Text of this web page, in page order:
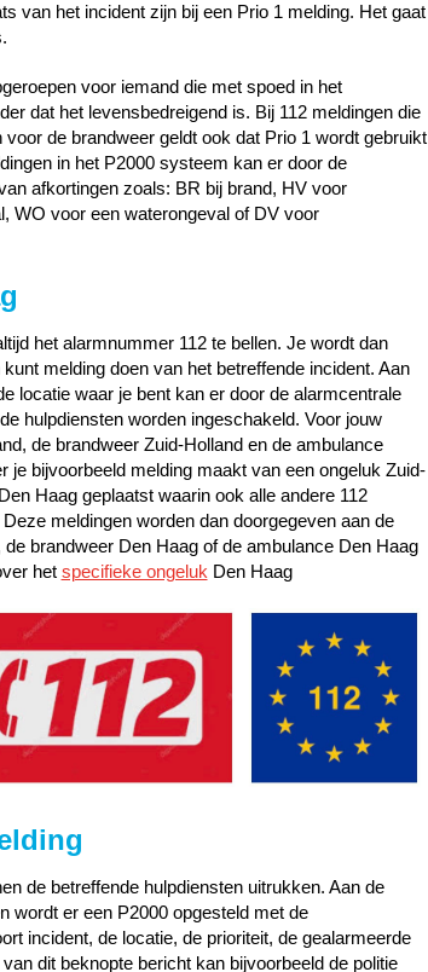
van het incident zijn bij een Prio 1 melding. Het gaat
voor iemand die met spoed in het
dat het levensbedreigend is. Bij 112 meldingen die
de brandweer geldt ook dat Prio 1 wordt gebruikt
in het P2000 systeem kan er door de
afkortingen zoals: BR bij brand, HV voor
WO voor een waterongeval of DV voor
het alarmnummer 112 te bellen. Je wordt dan
melding doen van het betreffende incident. Aan
locatie waar je bent kan er door de alarmcentrale
hulpdiensten worden ingeschakeld. Voor jouw
de brandweer Zuid-Holland en de ambulance
je bijvoorbeeld melding maakt van een ongeluk Zuid-
Haag geplaatst waarin ook alle andere 112
meldingen worden dan doorgegeven aan de
brandweer Den Haag of de ambulance Den Haag
het specifieke ongeluk Den Haag
de betreffende hulpdiensten uitrukken. Aan de
wordt er een P2000 opgesteld met de
incident, de locatie, de prioriteit, de gealarmeerde
dit beknopte bericht kan bijvoorbeeld de politie